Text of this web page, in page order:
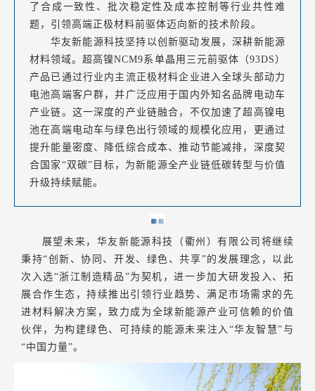
了合成一致性、批次稳定性及成本控制等行业共性难
题，引领高端正极材料前驱体迈向新的技术阶段。
华友新能源科技坚持以创新驱动发展，深耕新能源
材料领域。超高镍NCM9系单晶用三元前驱体（93DS）
产品已通过行业内主流正极材料企业进入全球头部动力
电池高端客户群，并广泛应用于国内外知名品牌电动车
产业链。这一深度的产业链融合，不仅加速了超高镍电
池在高端电动车与绿色出行领域的规模化应用，更通过
提升能量密度、降低综合成本、推动节能减排，深度契
合国家“双碳”目标，为新能源全产业链低碳转型与价值
升级持续赋能。
展望未来，华友新能源科技（衢州）有限公司将继续
秉持“创新、协同、开发、绿色、共享”的发展理念，以此
次入选“浙江制造精品”为契机，进一步加大研发投入、拓
展合作生态，持续推出引领行业趋势、满足市场需求的先
进材料解决方案，致力成为全球新能源产业可信赖的价值
伙伴，为构建绿色、可持续的能源未来注入“华友智慧”与
“中国力量”。